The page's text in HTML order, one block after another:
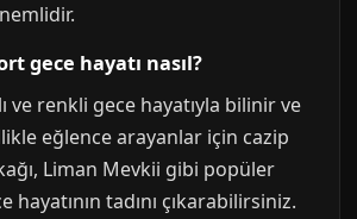
gece hayatı nasıl?
ve renkli gece hayatıyla bilinir ve
eğlence arayanlar için cazip
Liman Mevkii gibi popüler
hayatının tadını çıkarabilirsiniz.